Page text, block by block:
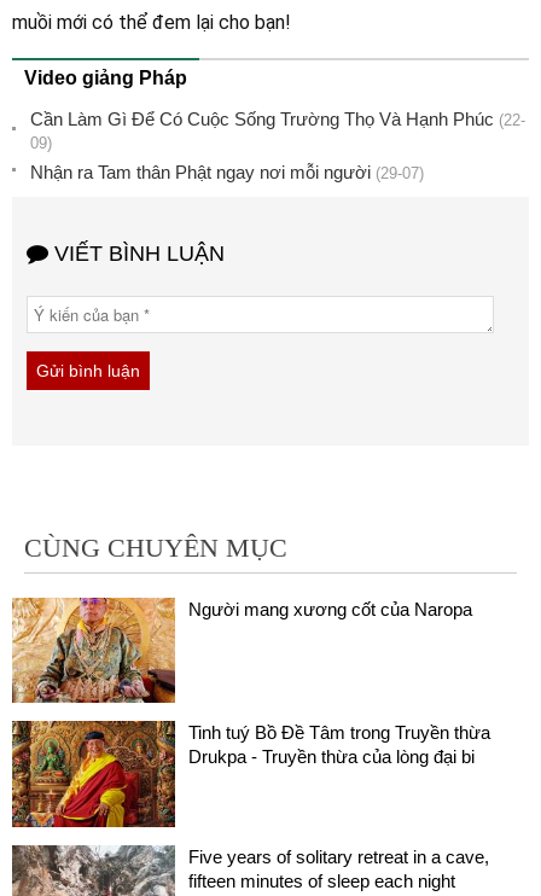
muồi mới có thể đem lại cho bạn!
Video giảng Pháp
Cần Làm Gì Để Có Cuộc Sống Trường Thọ Và Hạnh Phúc (22-
09)
Nhận ra Tam thân Phật ngay nơi mỗi người (29-07)
VIẾT BÌNH LUẬN
CÙNG CHUYÊN MỤC
Người mang xương cốt của Naropa
Tinh tuý Bồ Đề Tâm trong Truyền thừa
Drukpa - Truyền thừa của lòng đại bi
Five years of solitary retreat in a cave,
fifteen minutes of sleep each night